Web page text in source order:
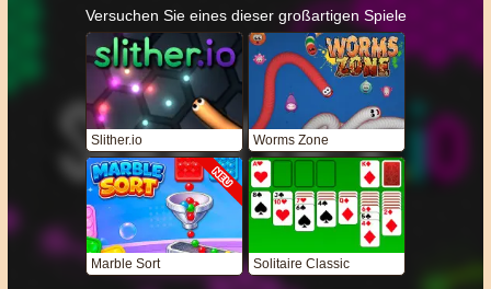
Versuchen Sie eines dieser großartigen Spiele
Slither.io Worms Zone
Marble Sort Solitaire Classic